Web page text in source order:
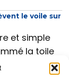
le voile sur
et simple
la toile
joueurs et